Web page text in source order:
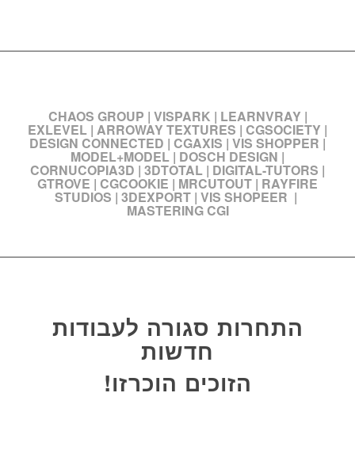
CHAOS GROUP | VISPARK | LEARNVRAY |
EXLEVEL | ARROWAY TEXTURES | CGSOCIETY |
DESIGN CONNECTED | CGAXIS | VIS SHOPPER |
MODEL+MODEL | DOSCH DESIGN |
CORNUCOPIA3D | 3DTOTAL | DIGITAL-TUTORS |
GTROVE | CGCOOKIE | MRCUTOUT | RAYFIRE
STUDIOS | 3DEXPORT | VIS SHOPEER |
MASTERING CGI
התחרות סגורה לעבודות
חדשות
הזוכים הוכרזו!